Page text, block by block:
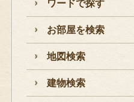
ワードで探す
お部屋を検索
地図検索
建物検索